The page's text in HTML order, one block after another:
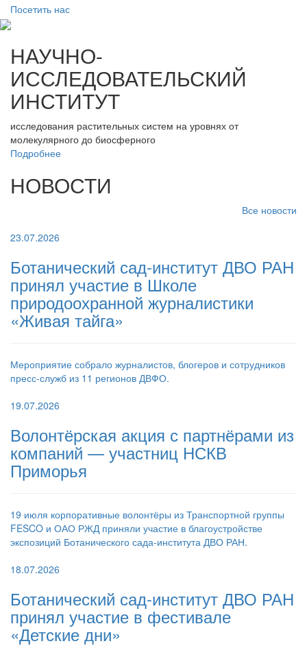
Посетить нас
НАУЧНО-
ИССЛЕДОВАТЕЛЬСКИЙ
ИНСТИТУТ
исследования растительных систем на уровнях от
молекулярного до биосферного
Подробнее
НОВОСТИ
Все новости
23.07.2026
Ботанический сад-институт ДВО РАН
принял участие в Школе
природоохранной журналистики
«Живая тайга»
Мероприятие собрало журналистов, блогеров и сотрудников
пресс-служб из 11 регионов ДВФО.
19.07.2026
Волонтёрская акция с партнёрами из
компаний — участниц НСКВ
Приморья
19 июля корпоративные волонтёры из Транспортной группы
FESCO и ОАО РЖД приняли участие в благоустройстве
экспозиций Ботанического сада-института ДВО РАН.
18.07.2026
Ботанический сад-институт ДВО РАН
принял участие в фестивале
«Детские дни»